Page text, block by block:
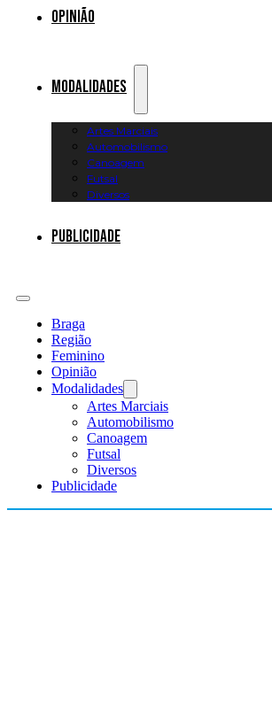
Opinião
Modalidades
Artes Marciais
Automobilismo
Canoagem
Futsal
Diversos
Publicidade
Braga
Região
Feminino
Opinião
Modalidades
Artes Marciais
Automobilismo
Canoagem
Futsal
Diversos
Publicidade